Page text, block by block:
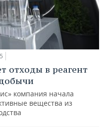
отходы в реагент
компания начала
вещества из